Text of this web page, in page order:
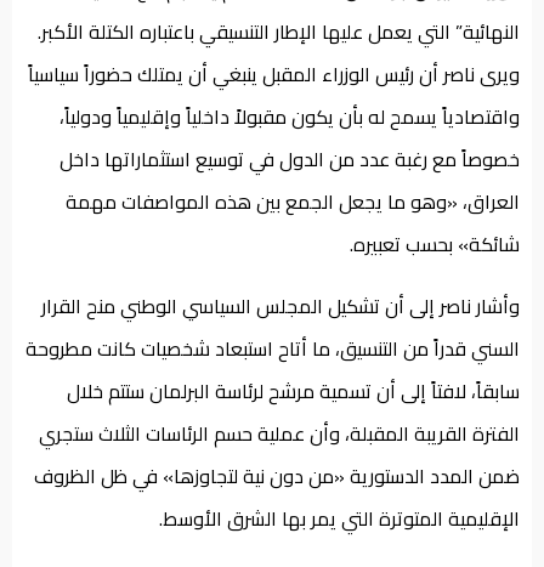
النهائية” التي يعمل عليها الإطار التنسيقي باعتباره الكتلة الأكبر.
ويرى ناصر أن رئيس الوزراء المقبل ينبغي أن يمتلك حضوراً سياسياً
واقتصادياً يسمح له بأن يكون مقبولاً داخلياً وإقليمياً ودولياً،
خصوصاً مع رغبة عدد من الدول في توسيع استثماراتها داخل
العراق، «وهو ما يجعل الجمع بين هذه المواصفات مهمة
شائكة» بحسب تعبيره.
وأشار ناصر إلى أن تشكيل المجلس السياسي الوطني منح القرار
السني قدراً من التنسيق، ما أتاح استبعاد شخصيات كانت مطروحة
سابقاً، لافتاً إلى أن تسمية مرشح لرئاسة البرلمان ستتم خلال
الفترة القريبة المقبلة، وأن عملية حسم الرئاسات الثلاث ستجري
ضمن المدد الدستورية «من دون نية لتجاوزها» في ظل الظروف
الإقليمية المتوترة التي يمر بها الشرق الأوسط.